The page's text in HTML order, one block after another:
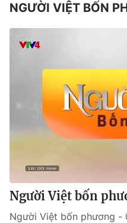
NGƯỜI VIỆT BỐN
Người Việt bốn
Người Việt bốn phương -